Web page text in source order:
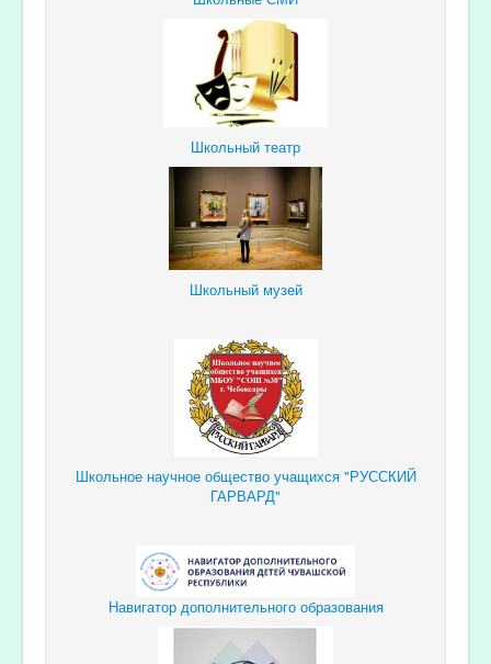
Школьный театр
Школьный музей
Школьное научное общество учащихся "РУССКИЙ
ГАРВАРД"
Навигатор дополнительного образования